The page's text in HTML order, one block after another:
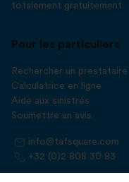
totalement gratuitement.
Pour les particuliers
Rechercher un prestataire
Calculatrice en ligne
Aide aux sinistrés
Soumettre un avis
info@tafsquare.com
+32 (0)2 808 30 83